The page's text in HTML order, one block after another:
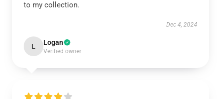
to my collection.
Dec 4, 2024
L Logan
Verified owner